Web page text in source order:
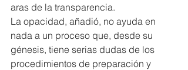
aras de la transparencia.
La opacidad, añadió, no ayuda en
nada a un proceso que, desde su
génesis, tiene serias dudas de los
procedimientos de preparación y